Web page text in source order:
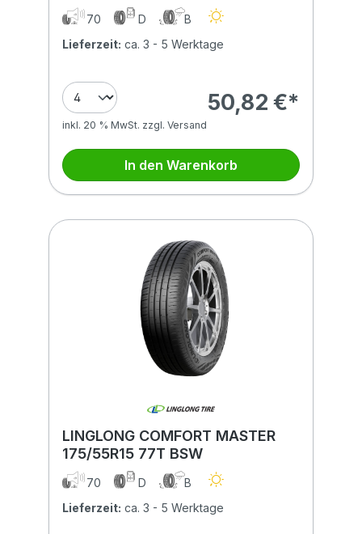
70 D
B
Lieferzeit: ca. 3 - 5 Werktage
50,82 €*
inkl. 20 % MwSt. zzgl. Versand
In den Warenkorb
LINGLONG COMFORT MASTER
175/55R15 77T BSW
70 D
B
Lieferzeit: ca. 3 - 5 Werktage